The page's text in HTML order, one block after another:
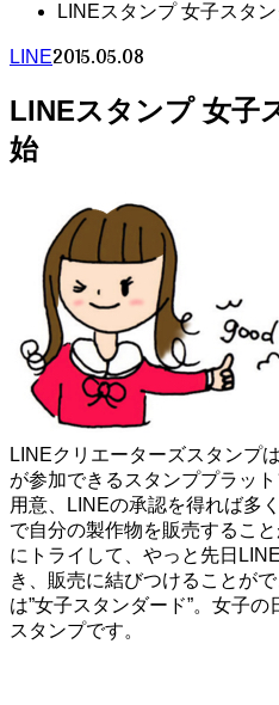
LINEスタンプ 女子スタ
LINE2015.05.08
LINEスタンプ 女子
始
LINEクリエーターズスタンプ
が参加できるスタンププラッ
用意、LINEの承認を得れば多
で自分の製作物を販売するこ
にトライして、やっと先日
き、販売に結びつけることが
は”女子スタンダード”。女子
スタンプです。